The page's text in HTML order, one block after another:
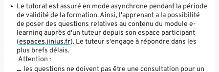
Le tutorat est assuré en mode asynchrone pendant la période
de validité de la formation. Ainsi, l'apprenant a la possibilité
de poser des questions relatives au contenu du module e-
learning auprès d'un tuteur depuis son espace participant
(espaces.jinius.fr). Le tuteur s'engage à répondre dans les
plus brefs délais.
Attention :
les questions ne doivent pas être une consultation pour un